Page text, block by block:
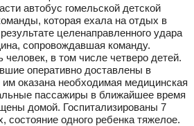
автобус гомельской детской
которая ехала на отдых в
целенаправленного удара
сопровождавшая команду.
человек, в том числе четверо детей.
оперативно доставлены в
им оказана необходимая медицинская
пассажиры в ближайшее время
домой. Госпитализированы 7
состояние одного ребенка тяжелое.